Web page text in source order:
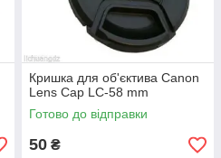
Кришка для об'єктива Canon
Lens Cap LC-58 mm
Готово до відправки
50 ₴